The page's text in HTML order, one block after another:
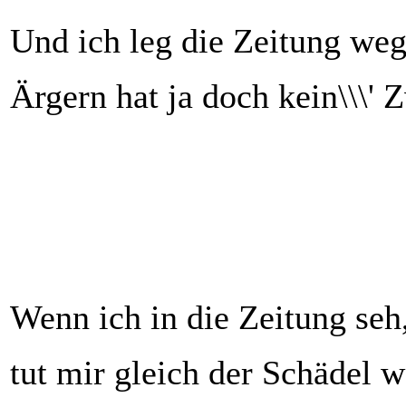
Und ich leg die Zeitung
Ärgern hat ja doch kein\\\'
Wenn ich in die Zeitung
tut mir gleich der Schädel